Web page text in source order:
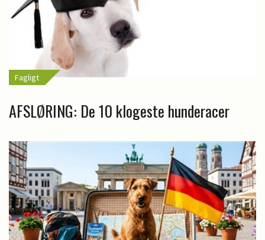
Fagligt
AFSLØRING: De 10 klogeste hunderacer